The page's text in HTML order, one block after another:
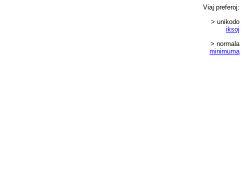
Viaj preferoj:
> unikodo
iksoj
> normala
minimuma